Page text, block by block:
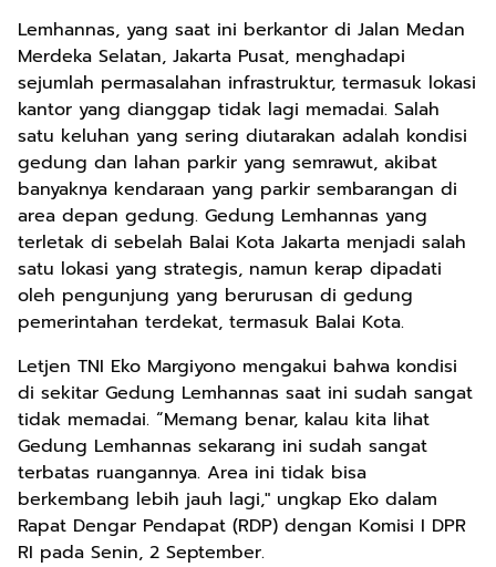
Lemhannas, yang saat ini berkantor di Jalan Medan
Merdeka Selatan, Jakarta Pusat, menghadapi
sejumlah permasalahan infrastruktur, termasuk lokasi
kantor yang dianggap tidak lagi memadai. Salah
satu keluhan yang sering diutarakan adalah kondisi
gedung dan lahan parkir yang semrawut, akibat
banyaknya kendaraan yang parkir sembarangan di
area depan gedung. Gedung Lemhannas yang
terletak di sebelah Balai Kota Jakarta menjadi salah
satu lokasi yang strategis, namun kerap dipadati
oleh pengunjung yang berurusan di gedung
pemerintahan terdekat, termasuk Balai Kota.
Letjen TNI Eko Margiyono mengakui bahwa kondisi
di sekitar Gedung Lemhannas saat ini sudah sangat
tidak memadai. “Memang benar, kalau kita lihat
Gedung Lemhannas sekarang ini sudah sangat
terbatas ruangannya. Area ini tidak bisa
berkembang lebih jauh lagi," ungkap Eko dalam
Rapat Dengar Pendapat (RDP) dengan Komisi I DPR
RI pada Senin, 2 September.